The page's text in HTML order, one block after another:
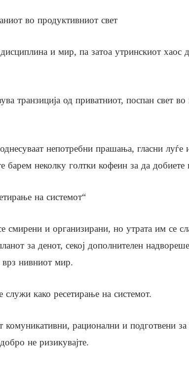
во продуктивниот свет
дисциплина и мир, па затоа утринскиот хаос
транзиција од приватниот, поспан свет
непотребни прашања, гласни луѓе
барем неколку голтки кофеин за да
на системот“
смирени и организирани, но утрата им се
за денот, секој дополнителен
врз нивниот мир.
како ресетирање на системот.
комуникативни, рационални и подготвени
не ризикувајте.